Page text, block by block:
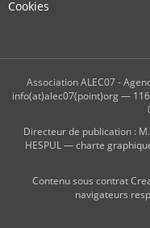
Cookies
Association ALEC07 -
info(at)alec07(point)org —
Directeur de publication :
HESPUL — charte
Contenu sous contrat
navigateurs